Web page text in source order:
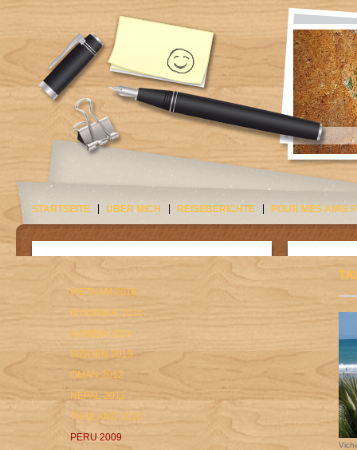
STARTSEITE ÜBER MICH REISEBERICHTE POUR MES AMIS
VIETNAM 2016
MYANMAR 2015
NAMIBIA 2014
SIZILIEN 2013
OMAN 2012
NEPAL 2011
THAILAND 2010
PERU 2009